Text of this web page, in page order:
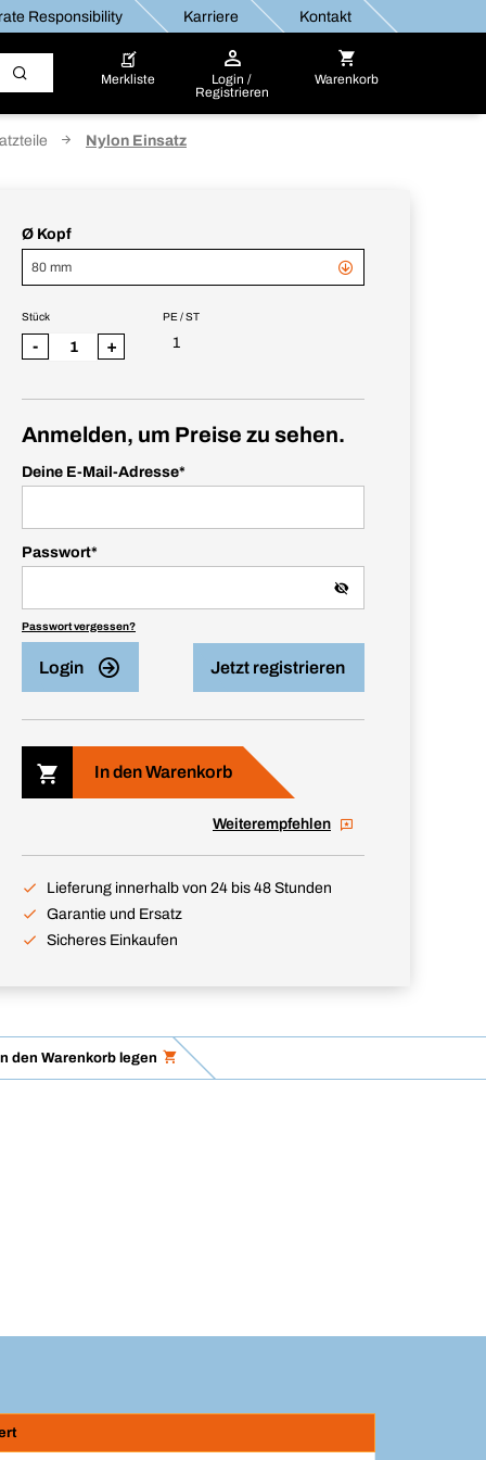
Responsibility Karriere Kontakt
Merkliste
Login /
Registrieren
Warenkorb
Nylon Einsatz
Ø Kopf
80 mm
PE / ST
1
Stück
- +
Anmelden, um Preise zu sehen.
Deine E-Mail-Adresse*
Passwort*
Passwort vergessen?
Login Jetzt registrieren
In den Warenkorb
Weiterempfehlen
Lieferung innerhalb von 24 bis 48 Stunden
Garantie und Ersatz
Sicheres Einkaufen
den Warenkorb legen